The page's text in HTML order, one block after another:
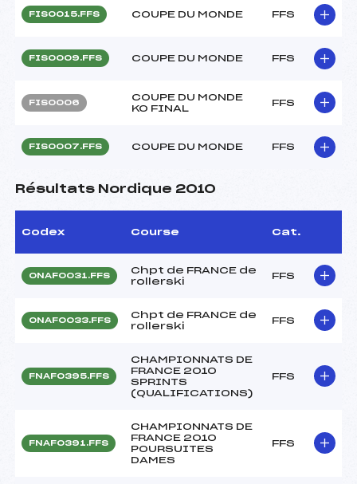
FIS0015.FFS COUPE DU MONDE FFS
FIS0009.FFS COUPE DU MONDE FFS
FIS0006
COUPE DU MONDE
KO FINAL
FFS
FIS0007.FFS COUPE DU MONDE FFS
Résultats Nordique 2010
Codex Course Cat.
ONAF0031.FFS
Chpt de FRANCE de
rollerski
FFS
ONAF0033.FFS
Chpt de FRANCE de
rollerski
FFS
FNAF0395.FFS
CHAMPIONNATS DE
FRANCE 2010
SPRINTS
(QUALIFICATIONS)
FFS
FNAF0391.FFS
CHAMPIONNATS DE
FRANCE 2010
POURSUITES
DAMES
FFS